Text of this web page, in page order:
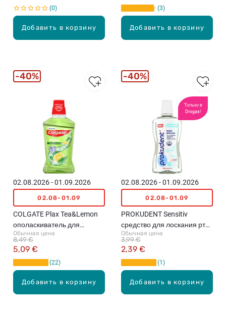
Добавить в корзину
0
Добавить в корзину
3
Добавить в корзину
02.08.2026 - 01.09.2026
02.08-01.09
COLGATE Plax Tea&Lemon
ополаскиватель для
полости рта, 500мл
Обычная цена
5,09 €
8,49 €
22
40%
Только в
Drogas!
Добавить в корзину
02.08.2026 - 01.09.2026
02.08-01.09
PROKUDENT Sensitiv
средство для лоскания рта,
500мл
Обычная цена
2,39 €
3,99 €
1
40%